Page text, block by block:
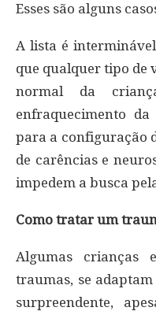
Esses são alguns
A lista é
que qualquer tipo de
normal da
enfraquecimento
para a configuração
de carências e
impedem a busca
Como tratar um
Algumas crianças
traumas, se
surpreendente,